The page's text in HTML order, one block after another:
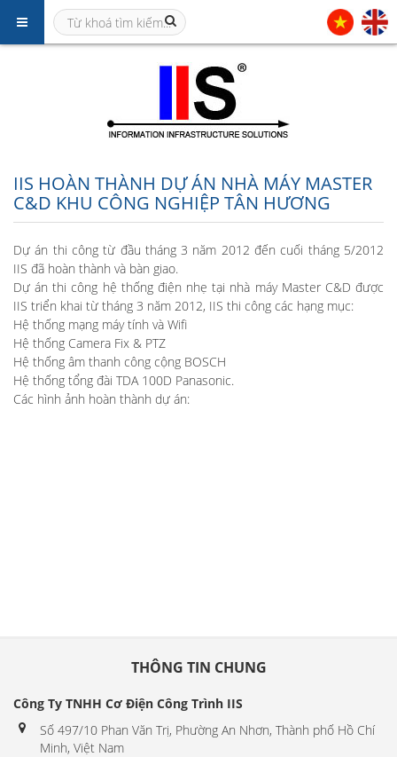
IIS HOÀN THÀNH DỰ ÁN NHÀ MÁY MASTER
C&D KHU CÔNG NGHIỆP TÂN HƯƠNG
Dự án thi công từ đầu tháng 3 năm 2012 đến cuối tháng 5/2012
IIS đã hoàn thành và bàn giao.
Dự án thi công hệ thống điện nhẹ tại nhà máy Master C&D được
IIS triển khai từ tháng 3 năm 2012, IIS thi công các hạng mục:
Hệ thống mạng máy tính và Wifi
Hệ thống Camera Fix & PTZ
Hệ thống âm thanh công cộng BOSCH
Hệ thống tổng đài TDA 100D Panasonic.
Các hình ảnh hoàn thành dự án:
THÔNG TIN CHUNG
Công Ty TNHH Cơ Điện Công Trình IIS
Số 497/10 Phan Văn Trị, Phường An Nhơn, Thành phố Hồ Chí
Minh, Việt Nam